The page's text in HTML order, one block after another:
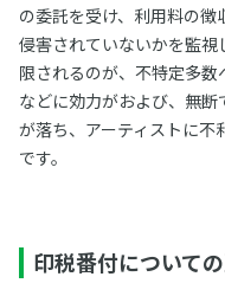
の委託を受け、利用料の
侵害されていないかを監
限されるのが、不特定多
などに効力がおよび、無
が落ち、アーティストに不
です。
印税番付について